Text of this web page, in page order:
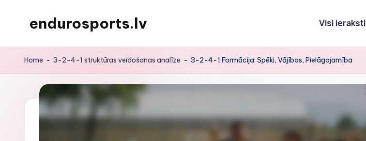
endurosports.lv Visi ieraksti
Home - 3-2-4-1 struktūras veidošanas analīze - 3-2-4-1 Formācija: Spēki, Vājības, Pielāgojamība